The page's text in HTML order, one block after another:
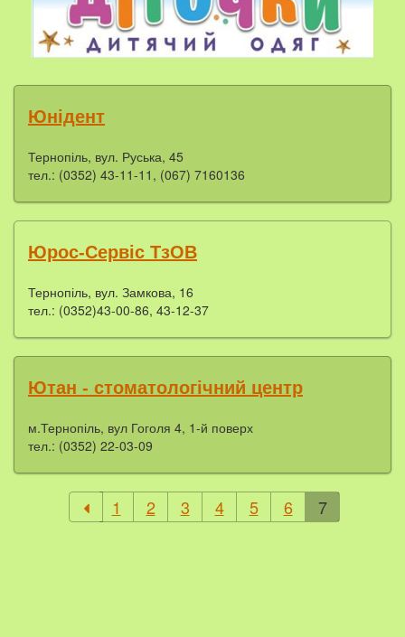
Юнідент
Тернопіль, вул. Руська, 45
тел.: (0352) 43-11-11, (067) 7160136
Юрос-Сервіс ТзОВ
Тернопіль, вул. Замкова, 16
тел.: (0352)43-00-86, 43-12-37
Ютан - стоматологічний центр
м.Тернопіль, вул Гоголя 4, 1-й поверх
тел.: (0352) 22-03-09
1 2 3 4 5 6 7